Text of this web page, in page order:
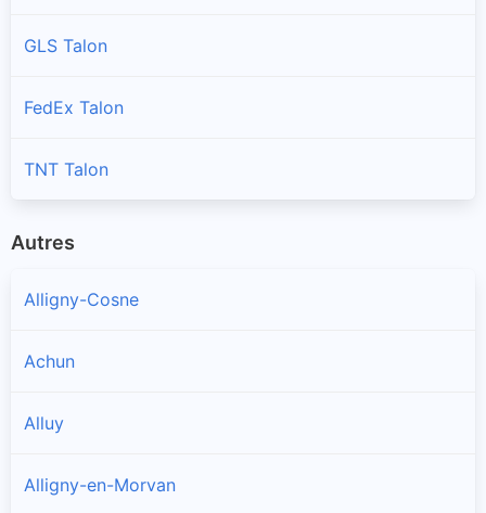
GLS Talon
FedEx Talon
TNT Talon
Autres
Alligny-Cosne
Achun
Alluy
Alligny-en-Morvan